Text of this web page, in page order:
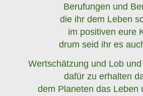
Berufungen und
die ihr dem Leben
im positiven eure
drum seid ihr es
Wertschätzung und Lob
dafür zu erhalten
dem Planeten das Leben